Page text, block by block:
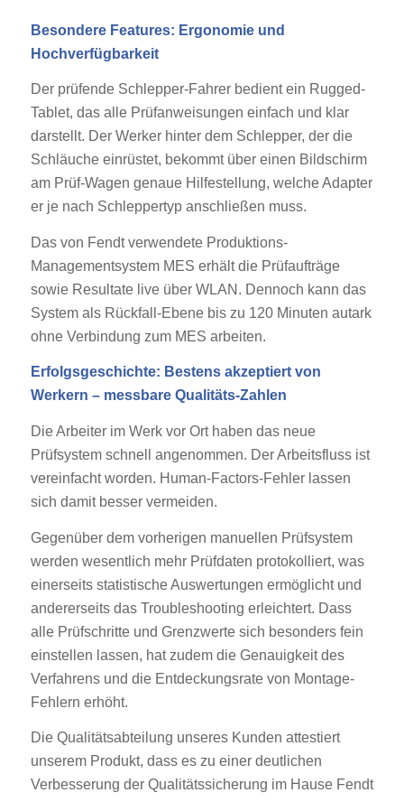
Besondere Features: Ergonomie und
Hochverfügbarkeit
Der prüfende Schlepper-Fahrer bedient ein Rugged-
Tablet, das alle Prüfanweisungen einfach und klar
darstellt. Der Werker hinter dem Schlepper, der die
Schläuche einrüstet, bekommt über einen Bildschirm
am Prüf-Wagen genaue Hilfestellung, welche Adapter
er je nach Schleppertyp anschließen muss.
Das von Fendt verwendete Produktions-
Managementsystem MES erhält die Prüfaufträge
sowie Resultate live über WLAN. Dennoch kann das
System als Rückfall-Ebene bis zu 120 Minuten autark
ohne Verbindung zum MES arbeiten.
Erfolgsgeschichte: Bestens akzeptiert von
Werkern – messbare Qualitäts-Zahlen
Die Arbeiter im Werk vor Ort haben das neue
Prüfsystem schnell angenommen. Der Arbeitsfluss ist
vereinfacht worden. Human-Factors-Fehler lassen
sich damit besser vermeiden.
Gegenüber dem vorherigen manuellen Prüfsystem
werden wesentlich mehr Prüfdaten protokolliert, was
einerseits statistische Auswertungen ermöglicht und
andererseits das Troubleshooting erleichtert. Dass
alle Prüfschritte und Grenzwerte sich besonders fein
einstellen lassen, hat zudem die Genauigkeit des
Verfahrens und die Entdeckungsrate von Montage-
Fehlern erhöht.
Die Qualitätsabteilung unseres Kunden attestiert
unserem Produkt, dass es zu einer deutlichen
Verbesserung der Qualitätssicherung im Hause Fendt